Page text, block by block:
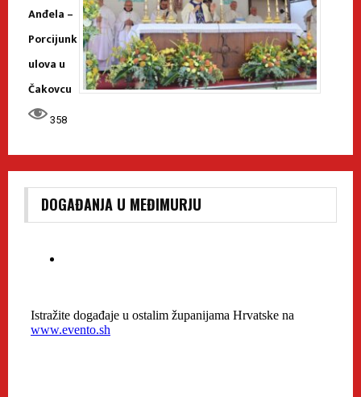
Anđela –
Porcijunk
ulova u
Čakovcu
358
DOGAĐANJA U MEĐIMURJU